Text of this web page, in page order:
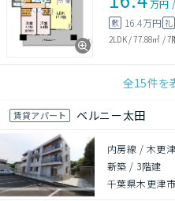
万円
敷 16.4万円 礼
2LDK/77.88㎡ /7
全15件を
賃貸アパート ベルニー太田
内房線 / 木更
新築 / 3階建
千葉県木更津